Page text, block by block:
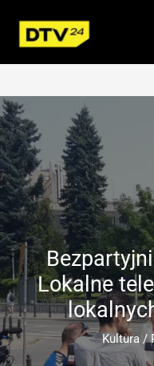
treści
Lokalne
Kultura /